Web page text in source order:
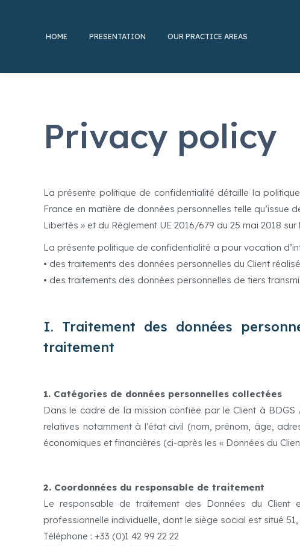
HOME PRESENTATION OUR PRACTICE AREAS
Privacy policy
La présente politique de confidentialité détaille la
France en matière de données personnelles telle qu’issue
Libertés » et du Règlement UE 2016/679 du 25 mai 2018
La présente politique de confidentialité a pour vocation
• des traitements des données personnelles du Client
• des traitements des données personnelles de tiers
I. Traitement des données
traitement
1. Catégories de données personnelles collectées
Dans le cadre de la mission confiée par le Client à
relatives notamment à l’état civil (nom, prénom, âge,
économiques et financières (ci-après les « Données du
2. Coordonnées du responsable de traitement
Le responsable de traitement des Données du Client
professionnelle individuelle, dont le siège social est situé
Téléphone : +33 (0)1 42 99 22 22